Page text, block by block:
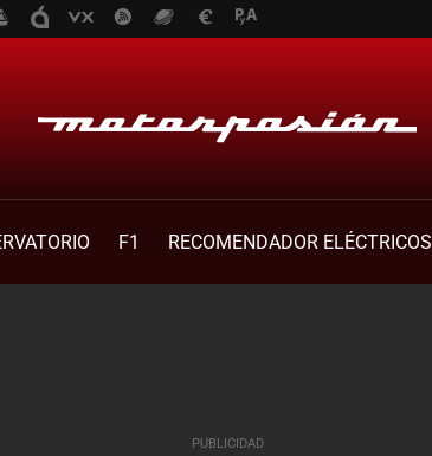
F1
RECOMENDADOR ELÉCTRICOS